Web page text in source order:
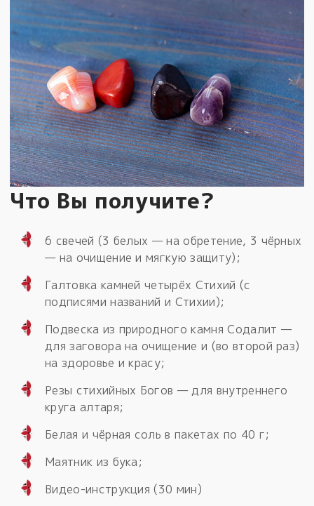
Что Вы получите?
6 свечей (3 белых — на обретение, 3 чёрных
— на очищение и мягкую защиту);
Галтовка камней четырёх Стихий (с
подписями названий и Стихии);
Подвеска из природного камня Содалит —
для заговора на очищение и (во второй раз)
на здоровье и красу;
Резы стихийных Богов — для внутреннего
круга алтаря;
Белая и чёрная соль в пакетах по 40 г;
Маятник из бука;
Видео-инструкция (30 мин)